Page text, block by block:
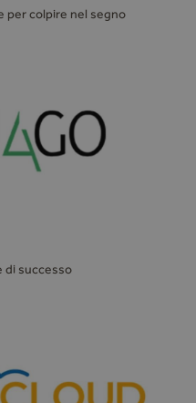
per colpire nel segno
di successo